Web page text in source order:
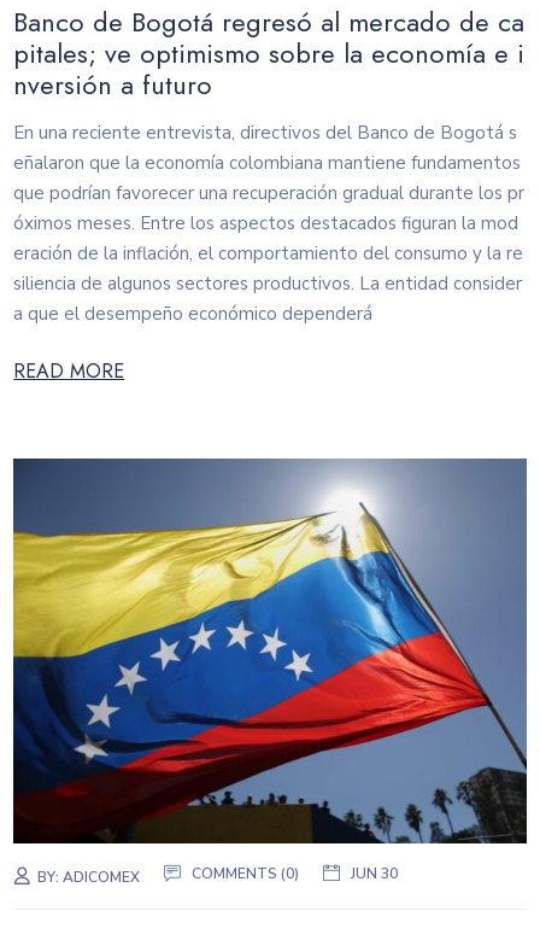
Banco de Bogotá regresó al mercado de ca
pitales; ve optimismo sobre la economía e i
nversión a futuro
En una reciente entrevista, directivos del Banco de Bogotá s
eñalaron que la economía colombiana mantiene fundamentos
que podrían favorecer una recuperación gradual durante los pr
óximos meses. Entre los aspectos destacados figuran la mod
eración de la inflación, el comportamiento del consumo y la re
siliencia de algunos sectores productivos. La entidad consider
a que el desempeño económico dependerá
READ MORE
BY:ADICOMEX COMMENTS (0) JUN 30